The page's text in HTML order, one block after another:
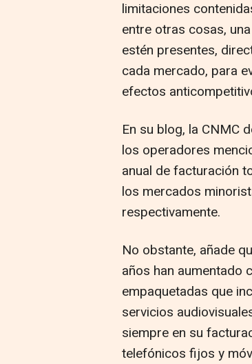
limitaciones
entre otras cosas,
estén presentes,
cada mercado, para
efectos
En su blog, la CNMC
los operadores
anual de facturación
los mercados
respectivamente.
No obstante, añade
años han aumentado
empaquetadas que
servicios
siempre en su
telefónicos fijos y